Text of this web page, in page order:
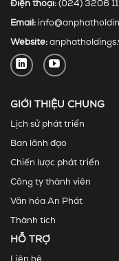
Điện thoại: (024) 3206
Email:
Website:
GIỚI THIỆU CHUNG
Lịch sử phát triển
Ban lãnh đạo
Chiến lược phát triển
Công ty thành viên
Văn hóa An Phát
Thành tích
HỖ TRỢ